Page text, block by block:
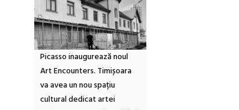
Picasso inaugurează noul
Art Encounters. Timișoara
va avea un nou spațiu
cultural dedicat artei